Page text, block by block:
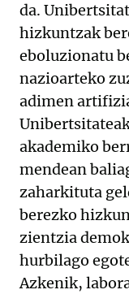
da.
hizkuntzak
eboluzionatu
nazioarteko
adimen
akademiko
mendean
zaharkituta
berezko
zientzia
hurbilago
Azkenik,